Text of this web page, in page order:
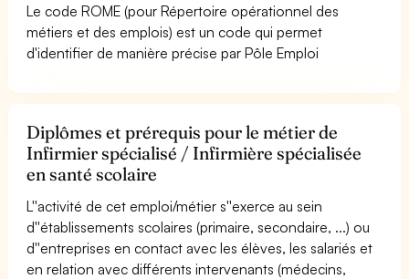
Le code ROME (pour Répertoire opérationnel des
métiers et des emplois) est un code qui permet
d'identifier de manière précise par Pôle Emploi
Diplômes et prérequis pour le métier de
Infirmier spécialisé / Infirmière spécialisée
en santé scolaire
L''activité de cet emploi/métier s''exerce au sein
d''établissements scolaires (primaire, secondaire, ...) ou
d''entreprises en contact avec les élèves, les salariés et
en relation avec différents intervenants (médecins,